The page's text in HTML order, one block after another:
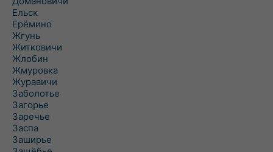
Ельск
Ерёмино
Жгунь
Житковичи
Жлобин
Жмуровка
Журавичи
Заболотье
Загорье
Заречье
Заспа
Заширье